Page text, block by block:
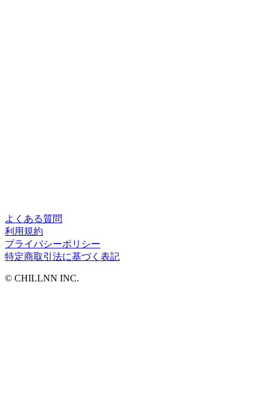
よくある質問
利用規約
プライバシーポリシー
特定商取引法に基づく表記
©︎ CHILLNN INC.